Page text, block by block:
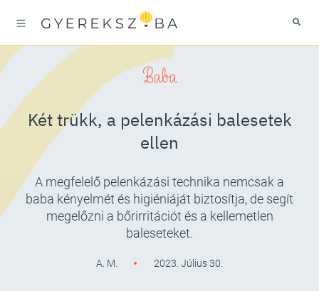
Baba
Két trükk, a pelenkázási balesetek
ellen
A megfelelő pelenkázási technika nemcsak a
baba kényelmét és higiéniáját biztosítja, de segít
megelőzni a bőrirritációt és a kellemetlen
baleseteket.
A. M. 2023. Július 30.